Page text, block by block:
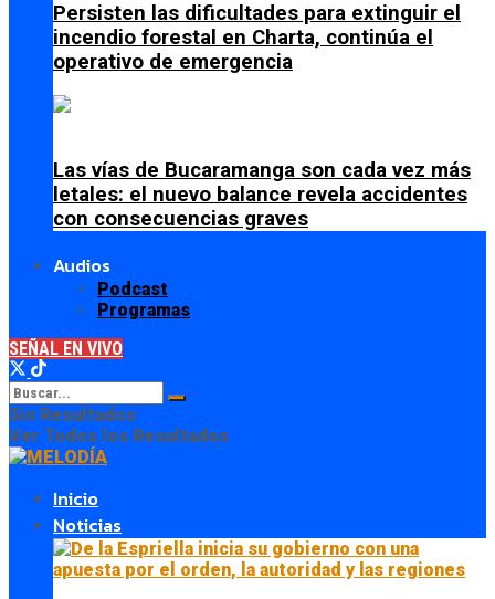
Persisten las dificultades para extinguir el
incendio forestal en Charta, continúa el
operativo de emergencia
Las vías de Bucaramanga son cada vez más
letales: el nuevo balance revela accidentes
con consecuencias graves
Audios
Podcast
Programas
SEÑAL EN VIVO
Sin Resultados
Ver Todos los Resultados
Inicio
Noticias